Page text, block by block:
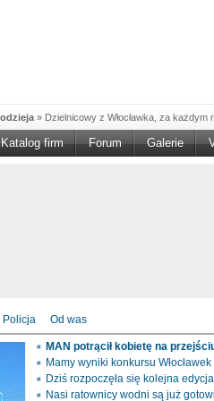
» Dzielnicowy z Włocławka, za każdym
w NGO'»Ruszył nabór w konkursie
» Od czerwca rozpoczął się nowy okres
» Policjanci ruchu drogowego
Katalog firm Forum Galerie
Policja Od was
MAN potrącił kobietę na
Mamy wyniki konkursu
Dziś rozpoczęła się kolejna
Nasi ratownicy wodni są już